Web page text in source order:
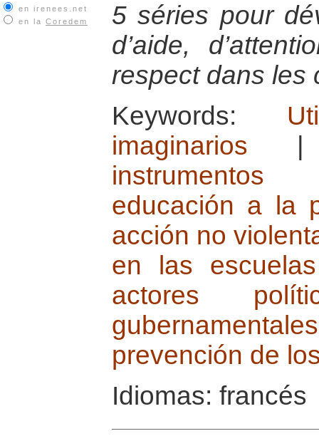
en irenees.net
en la Coredem
5 séries pour
d’aide,
respect dans les
Keywords:
imaginarios
educación a la
acción no
en las escuelas
actores
gubernamentales
prevención de
Idiomas: francés